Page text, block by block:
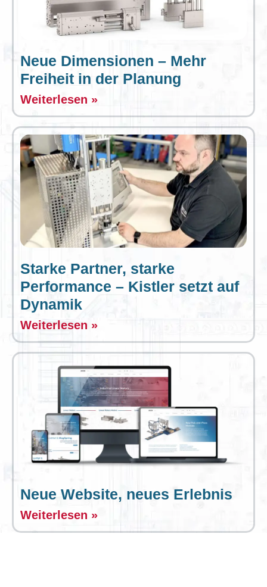
Neue Dimensionen – Mehr
Freiheit in der Planung
Weiterlesen »
Starke Partner, starke
Performance – Kistler setzt auf
Dynamik
Weiterlesen »
Neue Website, neues Erlebnis
Weiterlesen »